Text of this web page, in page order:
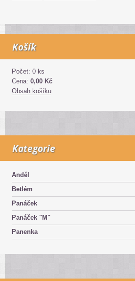
Košík
Počet: 0 ks
Cena: 0,00 Kč
Obsah košíku
Kategorie
Anděl
Betlém
Panáček
Panáček "M"
Panenka